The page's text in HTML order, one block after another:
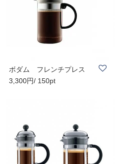
ボダム フレンチプレス
コーヒーメーカ..
3,300円/ 150pt